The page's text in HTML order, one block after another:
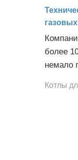
более
немало
Котлы